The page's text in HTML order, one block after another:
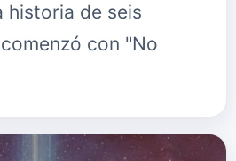
historia de seis
con "No